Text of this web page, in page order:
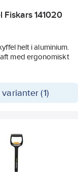
Fiskars 141020
helt i aluminium.
med ergonomiskt
(1)